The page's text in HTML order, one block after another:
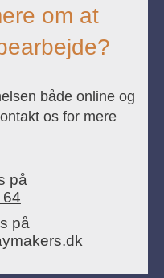
om at
både online og
os for mere
på
på